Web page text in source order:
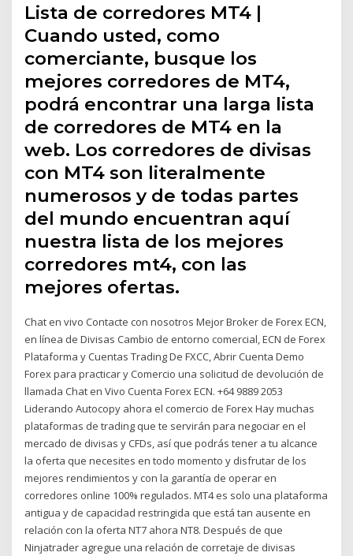
Lista de corredores MT4 |
Cuando usted, como
comerciante, busque los
mejores corredores de MT4,
podrá encontrar una larga lista
de corredores de MT4 en la
web. Los corredores de divisas
con MT4 son literalmente
numerosos y de todas partes
del mundo encuentran aquí
nuestra lista de los mejores
corredores mt4, con las
mejores ofertas.
Chat en vivo Contacte con nosotros Mejor Broker de Forex ECN,
en línea de Divisas Cambio de entorno comercial, ECN de Forex
Plataforma y Cuentas Trading De FXCC, Abrir Cuenta Demo
Forex para practicar y Comercio una solicitud de devolución de
llamada Chat en Vivo Cuenta Forex ECN. +64 9889 2053
Liderando Autocopy ahora el comercio de Forex Hay muchas
plataformas de trading que te servirán para negociar en el
mercado de divisas y CFDs, así que podrás tener a tu alcance
la oferta que necesites en todo momento y disfrutar de los
mejores rendimientos y con la garantía de operar en
corredores online 100% regulados. MT4 es solo una plataforma
antigua y de capacidad restringida que está tan ausente en
relación con la oferta NT7 ahora NT8. Después de que
Ninjatrader agregue una relación de corretaje de divisas